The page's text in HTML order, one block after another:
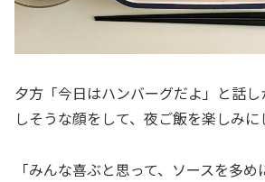
夕方「今日はハンバーグだよ」と話
しそうな顔をして、夜ご飯を楽しみに
「みんな喜ぶと思って、ソースを多